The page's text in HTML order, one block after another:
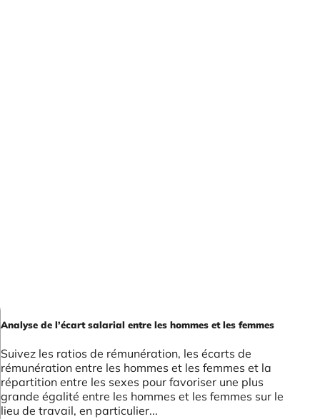
Analyse de l’écart salarial entre les hommes et les femmes
Suivez les ratios de rémunération, les écarts de
rémunération entre les hommes et les femmes et la
répartition entre les sexes pour favoriser une plus
grande égalité entre les hommes et les femmes sur le
lieu de travail, en particulier...